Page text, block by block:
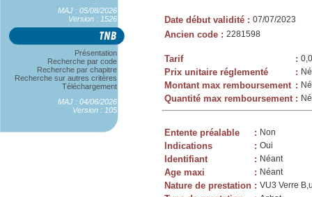
MAJ : 05/08/2026
Version : 1526
Présentation
Recherche par code
Recherche par chapitre
Recherche sur autres critères
Téléchargement
MAJ : 04/06/2026
Version : 105
Date début validité : 07/07/2023
Ancien code : 2281598
Tarif :
Prix unitaire réglementé :
Montant max remboursement :
Quantité max remboursement :
Entente préalable : Non
Indications : Oui
Identifiant : Néant
Age maxi : Néant
Nature de prestation : VU3 Verre